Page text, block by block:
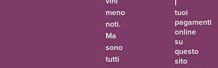
meno
noti.
Ma
sono
tutti
I
tuoi
pagamenti
online
su
questo
sito